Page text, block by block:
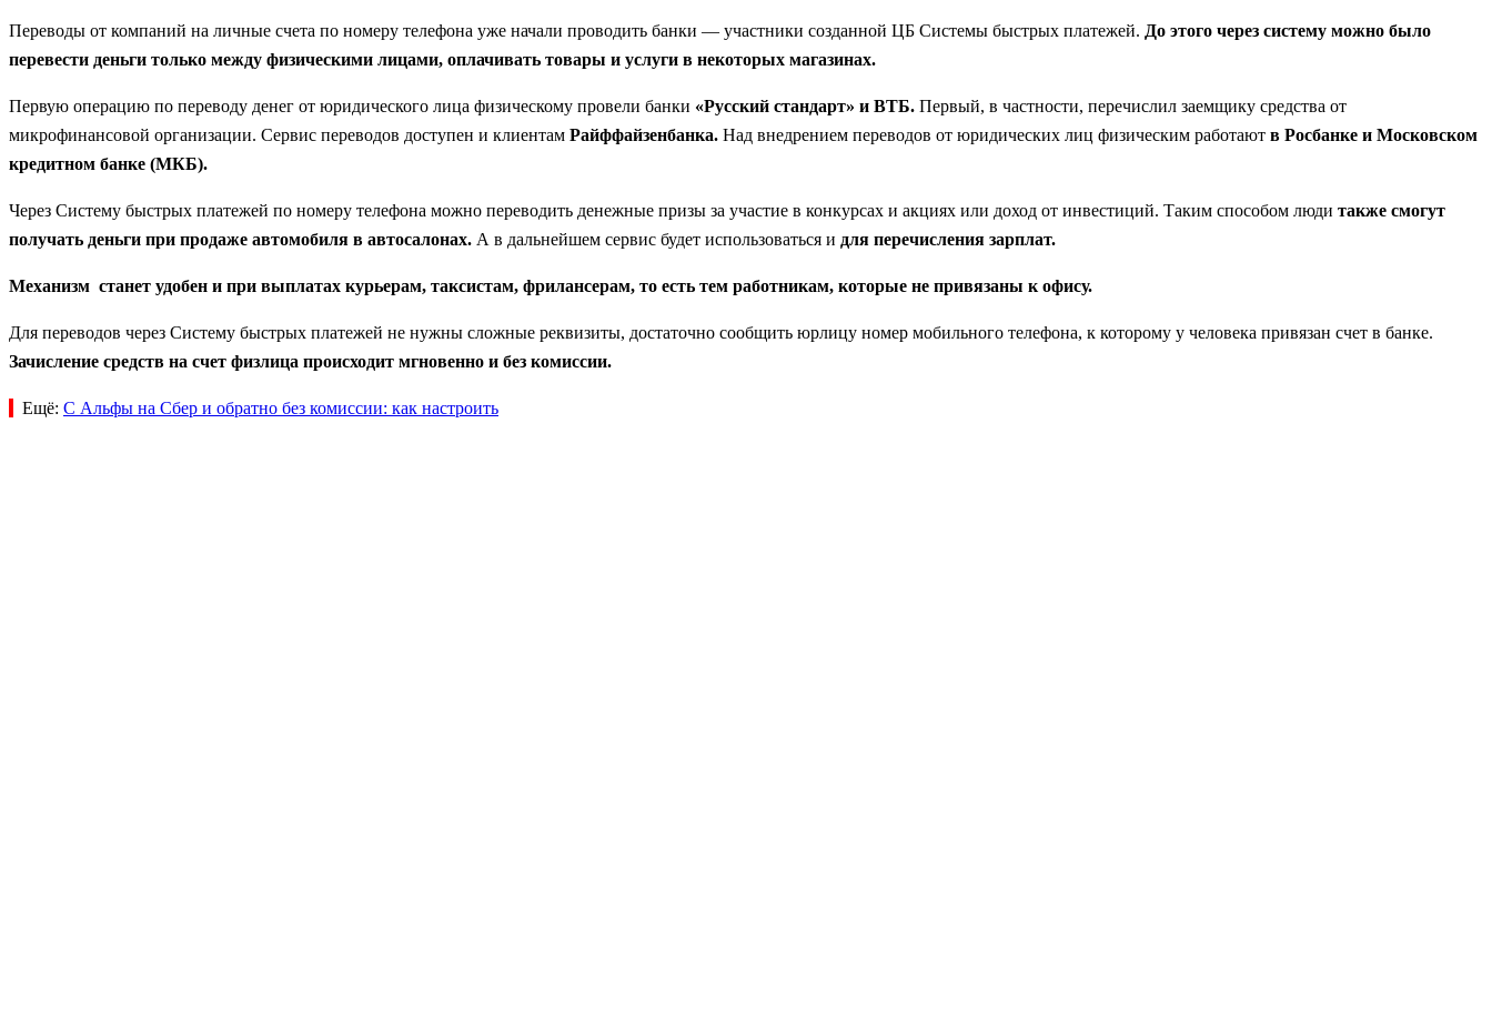
Переводы от компаний на личные счета по номеру телефона уже начали проводить банки — участники созданной ЦБ Системы быстрых платежей. До этого через систему можно было
перевести деньги только между физическими лицами, оплачивать товары и услуги в некоторых магазинах.
Первую операцию по переводу денег от юридического лица физическому провели банки «Русский cтандарт» и ВТБ. Первый, в частности, перечислил заемщику средства от
микрофинансовой организации. Сервис переводов доступен и клиентам Райффайзенбанка. Над внедрением переводов от юридических лиц физическим работают в Росбанке и Московском
кредитном банке (МКБ).
Через Систему быстрых платежей по номеру телефона можно переводить денежные призы за участие в конкурсах и акциях или доход от инвестиций. Таким способом люди также смогут
получать деньги при продаже автомобиля в автосалонах. А в дальнейшем сервис будет использоваться и для перечисления зарплат.
Механизм станет удобен и при выплатах курьерам, таксистам, фрилансерам, то есть тем работникам, которые не привязаны к офису.
Для переводов через Систему быстрых платежей не нужны сложные реквизиты, достаточно сообщить юрлицу номер мобильного телефона, к которому у человека привязан счет в банке.
Зачисление средств на счет физлица происходит мгновенно и без комиссии.
Ещё: С Альфы на Сбер и обратно без комиссии: как настроить